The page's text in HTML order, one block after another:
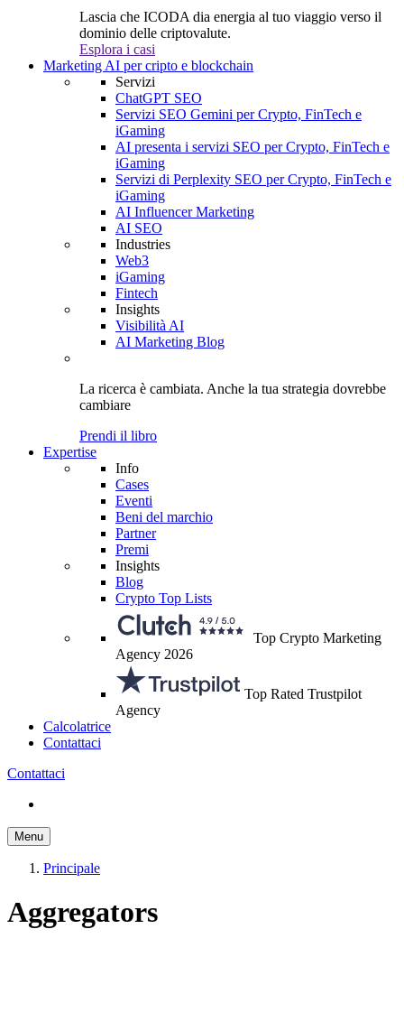
Lascia che ICODA dia energia al tuo viaggio verso il
dominio delle criptovalute.
Esplora i casi
Marketing AI per cripto e blockchain
Servizi
ChatGPT SEO
Servizi SEO Gemini per Crypto, FinTech e
iGaming
AI presenta i servizi SEO per Crypto, FinTech e
iGaming
Servizi di Perplexity SEO per Crypto, FinTech e
iGaming
AI Influencer Marketing
AI SEO
Industries
Web3
iGaming
Fintech
Insights
Visibilità AI
AI Marketing Blog
La ricerca è cambiata. Anche la tua strategia dovrebbe
cambiare
Prendi il libro
Expertise
Info
Cases
Eventi
Beni del marchio
Partner
Premi
Insights
Blog
Crypto Top Lists
Top Crypto Marketing
Agency 2026
Top Rated Trustpilot
Agency
Calcolatrice
Contattaci
Contattaci
Menu
Principale
Aggregators